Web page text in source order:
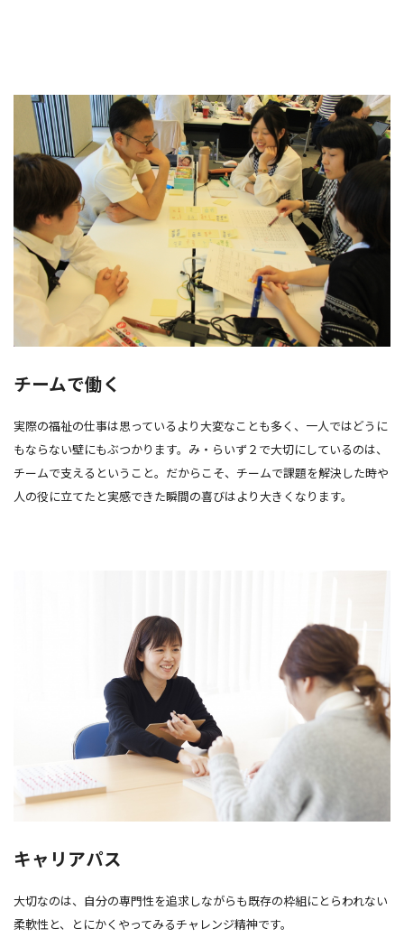
チームで働く
実際の福祉の仕事は思っているより大変なことも多く、一人ではどうに
もならない壁にもぶつかります。み・らいず２で大切にしているのは、
チームで支えるということ。だからこそ、チームで課題を解決した時や
人の役に立てたと実感できた瞬間の喜びはより大きくなります。
キャリアパス
大切なのは、自分の専門性を追求しながらも既存の枠組にとらわれない
柔軟性と、とにかくやってみるチャレンジ精神です。